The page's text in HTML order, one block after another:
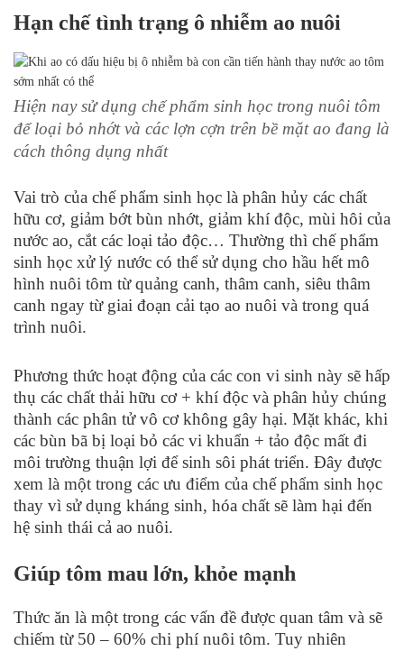
Hạn chế tình trạng ô nhiễm ao nuôi
Hiện nay sử dụng chế phẩm sinh học trong nuôi tôm
để loại bỏ nhớt và các lợn cợn trên bề mặt ao đang là
cách thông dụng nhất
Vai trò của chế phẩm sinh học là phân hủy các chất
hữu cơ, giảm bớt bùn nhớt, giảm khí độc, mùi hôi của
nước ao, cắt các loại tảo độc… Thường thì chế phẩm
sinh học xử lý nước có thể sử dụng cho hầu hết mô
hình nuôi tôm từ quảng canh, thâm canh, siêu thâm
canh ngay từ giai đoạn cải tạo ao nuôi và trong quá
trình nuôi.
Phương thức hoạt động của các con vi sinh này sẽ hấp
thụ các chất thải hữu cơ + khí độc và phân hủy chúng
thành các phân tử vô cơ không gây hại. Mặt khác, khi
các bùn bã bị loại bỏ các vi khuẩn + tảo độc mất đi
môi trường thuận lợi để sinh sôi phát triển. Đây được
xem là một trong các ưu điểm của chế phẩm sinh học
thay vì sử dụng kháng sinh, hóa chất sẽ làm hại đến
hệ sinh thái cả ao nuôi.
Giúp tôm mau lớn, khỏe mạnh
Thức ăn là một trong các vấn đề được quan tâm và sẽ
chiếm từ 50 – 60% chi phí nuôi tôm. Tuy nhiên